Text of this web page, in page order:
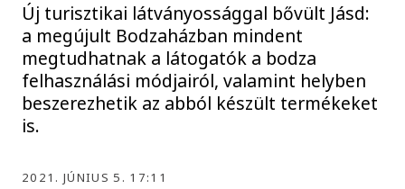
Új turisztikai látványossággal bővült Jásd:
a megújult Bodzaházban mindent
megtudhatnak a látogatók a bodza
felhasználási módjairól, valamint helyben
beszerezhetik az abból készült termékeket
is.
2021. JÚNIUS 5. 17:11